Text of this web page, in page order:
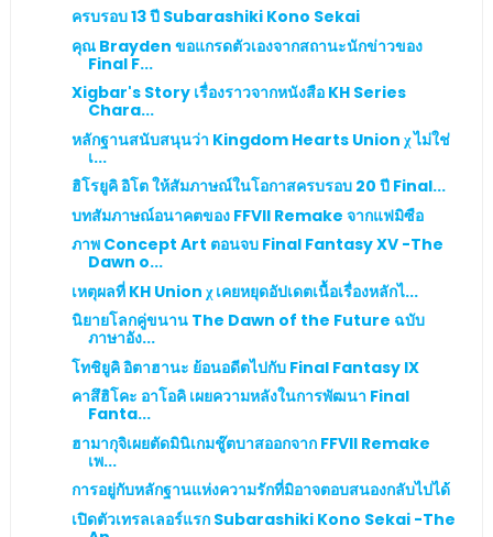
ครบรอบ 13 ปี Subarashiki Kono Sekai
คุณ Brayden ขอแกรดตัวเองจากสถานะนักข่าวของ
Final F...
Xigbar's Story เรื่องราวจากหนังสือ KH Series
Chara...
หลักฐานสนับสนุนว่า Kingdom Hearts Union χ ไม่ใช่
เ...
ฮิโรยูคิ อิโต ให้สัมภาษณ์ในโอกาสครบรอบ 20 ปี Final...
บทสัมภาษณ์อนาคตของ FFVII Remake จากแฟมิซือ
ภาพ Concept Art ตอนจบ Final Fantasy XV -The
Dawn o...
เหตุผลที่ KH Union χ เคยหยุดอัปเดตเนื้อเรื่องหลักไ...
นิยายโลกคู่ขนาน The Dawn of the Future ฉบับ
ภาษาอัง...
โทชิยูคิ อิตาฮานะ ย้อนอดีตไปกับ Final Fantasy IX
คาสึฮิโคะ อาโอคิ เผยความหลังในการพัฒนา Final
Fanta...
ฮามากุจิเผยตัดมินิเกมชู๊ตบาสออกจาก FFVII Remake
เพ...
การอยู่กับหลักฐานแห่งความรักที่มิอาจตอบสนองกลับไปได้
เปิดตัวเทรลเลอร์แรก Subarashiki Kono Sekai -The